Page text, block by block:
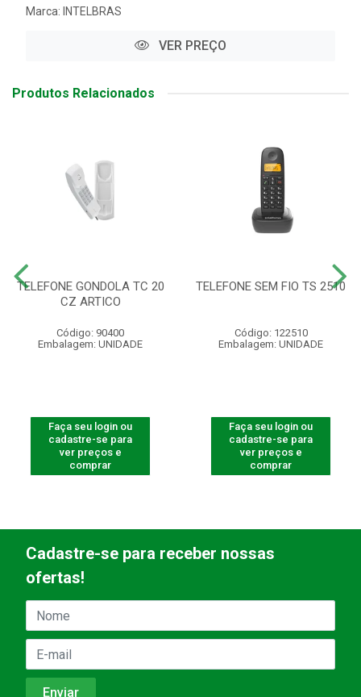
Marca: INTELBRAS
VER PREÇO
Produtos Relacionados
TELEFONE GONDOLA TC 20
CZ ARTICO
Código: 90400
Embalagem: UNIDADE
Faça seu login ou
cadastre-se para
ver preços e
comprar
TELEFONE SEM FIO TS 2510
Código: 122510
Embalagem: UNIDADE
Faça seu login ou
cadastre-se para
ver preços e
comprar
Cadastre-se para receber nossas
ofertas!